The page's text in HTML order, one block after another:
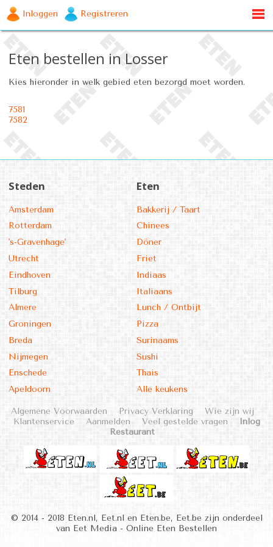
Inloggen Registreren
Eten bestellen in Losser
Kies hieronder in welk gebied eten bezorgd moet worden.
7581
7582
Steden
Amsterdam
Rotterdam
's-Gravenhage'
Utrecht
Eindhoven
Tilburg
Almere
Groningen
Breda
Nijmegen
Enschede
Apeldoorn
Eten
Bakkerij / Taart
Chinees
Döner
Friet
Indiaas
Italiaans
Lunch / Ontbijt
Pizza
Surinaams
Sushi
Thais
Alle keukens
Algemene Voorwaarden Privacy Verklaring
Wie zijn wij
Klantenservice
Aanmelden Veel gestelde vragen
Inlog
Restaurant
© 2014 - 2018 Eten.nl, Eet.nl en Eten.be, Eet.be zijn onderdeel
van Eet Media - Online Eten Bestellen